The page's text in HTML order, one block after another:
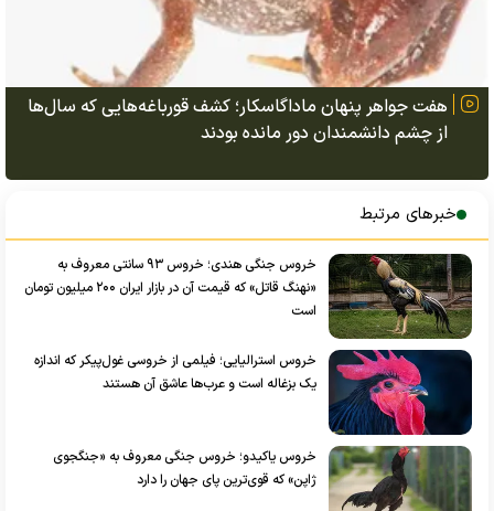
هفت جواهر پنهان ماداگاسکار؛ کشف قورباغه‌هایی که سال‌ها
از چشم دانشمندان دور مانده بودند
خبرهای مرتبط
خروس جنگی هندی؛ خروس ۹۳ سانتی معروف به
«نهنگ قاتل» که قیمت آن در بازار ایران ۲۰۰ میلیون تومان
است
خروس استرالیایی؛ فیلمی از خروسی غول‌پیکر که اندازه
یک بزغاله است و عرب‌ها عاشق آن هستند
خروس یاکیدو؛ خروس جنگی معروف به «جنگجوی
ژاپن» که قوی‌ترین پای جهان را دارد